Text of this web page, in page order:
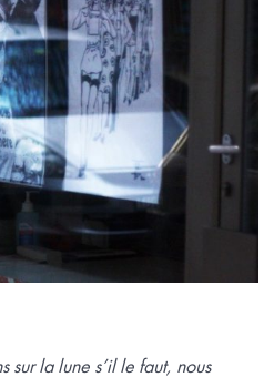
sur la lune s’il le faut, nous